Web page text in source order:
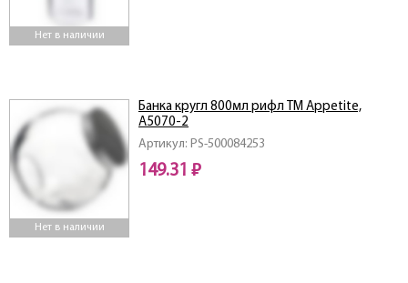
Нет в наличии
Нет в наличии
Артикул: PS-500084253
Банка кругл 800мл рифл TM Appetitе,
A5070-2
149.31 ₽